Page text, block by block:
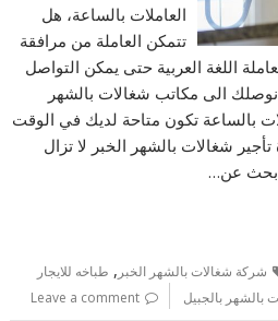
العاملات بالساعة، هل
تتمكن العاملة من مرافقة
اللغة العربية حتى يمكن التواصل
الى مكاتب شغالات بالشهر
بالساعة تكون متاحة لديك في الوقت
شغالات بالشهر الخبر لا تزال
بحث عن…
شركة شغالات بالشهر الخبر , طباخه للايجار
بالشهر بالجبيل Leave a comment